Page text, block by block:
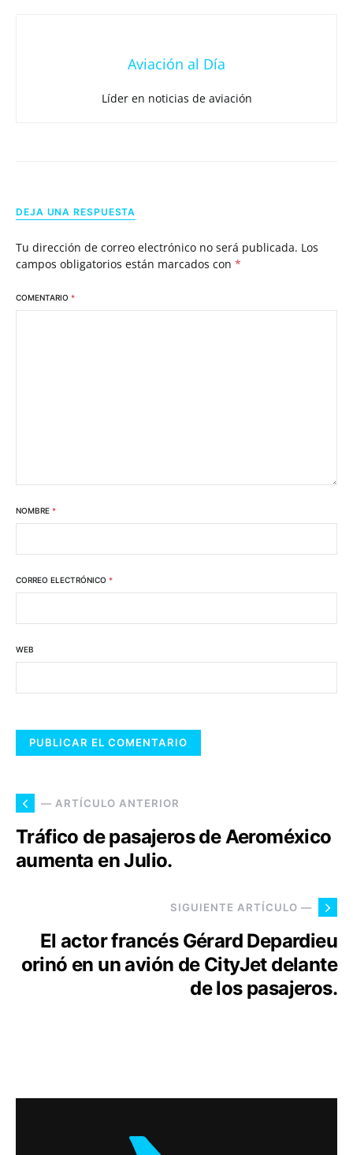
Aviación al Día
Líder en noticias de aviación
DEJA UNA RESPUESTA
Tu dirección de correo electrónico no será publicada. Los
campos obligatorios están marcados con *
COMENTARIO *
NOMBRE *
CORREO ELECTRÓNICO *
WEB
— ARTÍCULO ANTERIOR
Tráfico de pasajeros de Aeroméxico
aumenta en Julio.
SIGUIENTE ARTÍCULO —
El actor francés Gérard Depardieu
orinó en un avión de CityJet delante
de los pasajeros.